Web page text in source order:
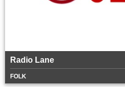
Radio Lane
FOLK